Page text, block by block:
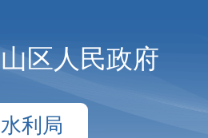
区人民政府
利局